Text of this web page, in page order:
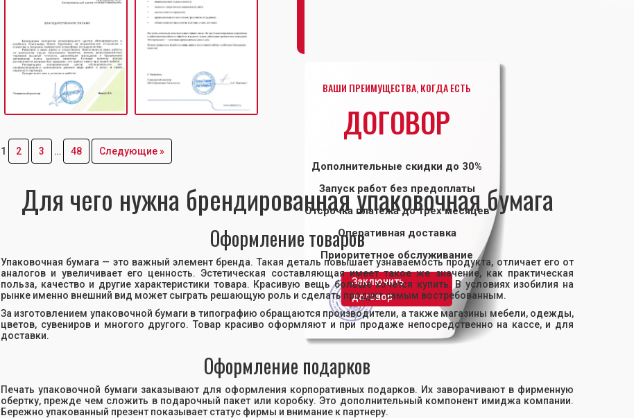
ВАШИ ПРЕИМУЩЕСТВА, КОГДА ЕСТЬ
ДОГОВОР
Дополнительные скидки до 30%
Запуск работ без предоплаты
Отсрочка платежа до трех месяцев
Оперативная доставка
Приоритетное обслуживание
Заключить
договор
1 2 3 … 48 Следующие »
Для чего нужна брендированная упаковочная бумага
Оформление товаров
Упаковочная бумага — это важный элемент бренда. Такая деталь повышает узнаваемость продукта, отличает его от
аналогов и увеличивает его ценность. Эстетическая составляющая имеет такое же значение, как практическая
польза, качество и другие характеристики товара. Красивую вещь больше хочется купить. В условиях изобилия на
рынке именно внешний вид может сыграть решающую роль и сделать продукт самым востребованным.
За изготовлением упаковочной бумаги в типографию обращаются производители, а также магазины мебели, одежды,
цветов, сувениров и многого другого. Товар красиво оформляют и при продаже непосредственно на кассе, и для
доставки.
Оформление подарков
Печать упаковочной бумаги заказывают для оформления корпоративных подарков. Их заворачивают в фирменную
обертку, прежде чем сложить в подарочный пакет или коробку. Это дополнительный компонент имиджа компании.
Бережно упакованный презент показывает статус фирмы и внимание к партнеру.